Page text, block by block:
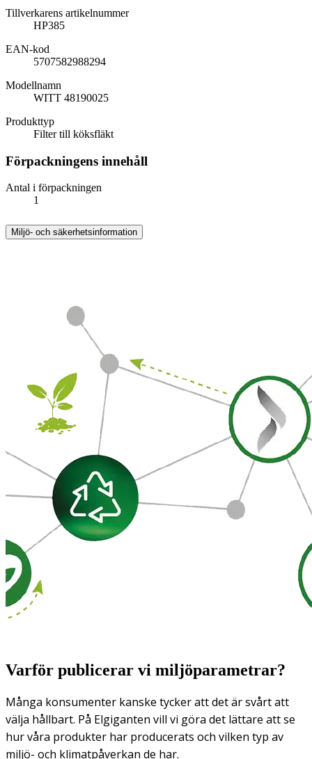
Tillverkarens artikelnummer
HP385
EAN-kod
5707582988294
Modellnamn
WITT 48190025
Produkttyp
Filter till köksfläkt
Förpackningens innehåll
Antal i förpackningen
1
Miljö- och säkerhetsinformation
Varför publicerar vi miljöparametrar?
Många konsumenter kanske tycker att det är svårt att
välja hållbart. På Elgiganten vill vi göra det lättare att se
hur våra produkter har producerats och vilken typ av
miljö- och klimatpåverkan de har.